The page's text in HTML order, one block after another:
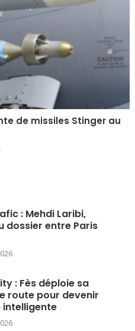
de missiles Stinger au
: Mehdi Laribi,
dossier entre Paris
: Fès déploie sa
route pour devenir
intelligente